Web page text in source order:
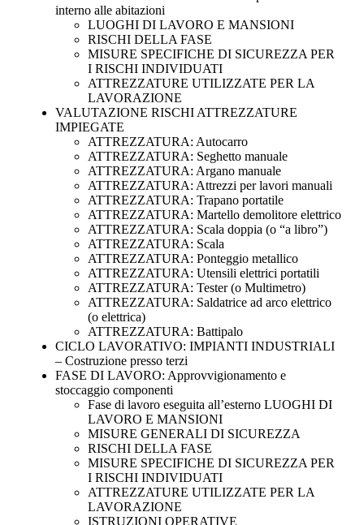
interno alle abitazioni
LUOGHI DI LAVORO E MANSIONI
RISCHI DELLA FASE
MISURE SPECIFICHE DI SICUREZZA PER
I RISCHI INDIVIDUATI
ATTREZZATURE UTILIZZATE PER LA
LAVORAZIONE
VALUTAZIONE RISCHI ATTREZZATURE
IMPIEGATE
ATTREZZATURA: Autocarro
ATTREZZATURA: Seghetto manuale
ATTREZZATURA: Argano manuale
ATTREZZATURA: Attrezzi per lavori manuali
ATTREZZATURA: Trapano portatile
ATTREZZATURA: Martello demolitore elettrico
ATTREZZATURA: Scala doppia (o “a libro”)
ATTREZZATURA: Scala
ATTREZZATURA: Ponteggio metallico
ATTREZZATURA: Utensili elettrici portatili
ATTREZZATURA: Tester (o Multimetro)
ATTREZZATURA: Saldatrice ad arco elettrico
(o elettrica)
ATTREZZATURA: Battipalo
CICLO LAVORATIVO: IMPIANTI INDUSTRIALI
– Costruzione presso terzi
FASE DI LAVORO: Approvvigionamento e
stoccaggio componenti
Fase di lavoro eseguita all’esterno LUOGHI DI
LAVORO E MANSIONI
MISURE GENERALI DI SICUREZZA
RISCHI DELLA FASE
MISURE SPECIFICHE DI SICUREZZA PER
I RISCHI INDIVIDUATI
ATTREZZATURE UTILIZZATE PER LA
LAVORAZIONE
ISTRUZIONI OPERATIVE